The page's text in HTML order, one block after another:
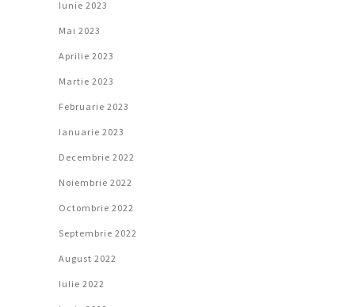
Iunie 2023
Mai 2023
Aprilie 2023
Martie 2023
Februarie 2023
Ianuarie 2023
Decembrie 2022
Noiembrie 2022
Octombrie 2022
Septembrie 2022
August 2022
Iulie 2022